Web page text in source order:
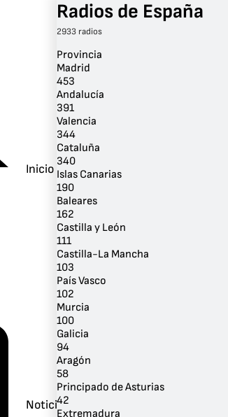
Inicio
Noticias
Radios de España
2933 radios
Provincia
Madrid
453
Andalucía
391
Valencia
344
Cataluña
340
Islas Canarias
190
Baleares
162
Castilla y León
111
Castilla-La Mancha
103
País Vasco
102
Murcia
100
Galicia
94
Aragón
58
Principado de Asturias
42
Extremadura